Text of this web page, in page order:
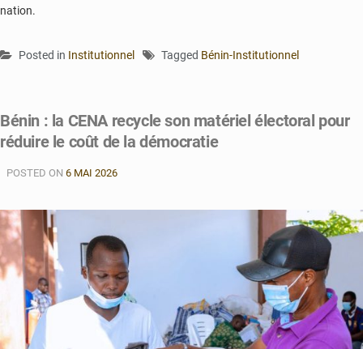
nation.
Posted in Institutionnel Tagged Bénin-Institutionnel
Bénin : la CENA recycle son matériel électoral pour
réduire le coût de la démocratie
POSTED ON 6 MAI 2026